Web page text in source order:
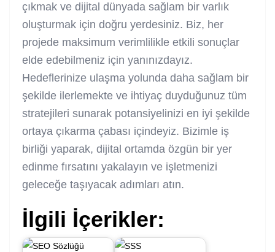
çıkmak ve dijital dünyada sağlam bir varlık
oluşturmak için doğru yerdesiniz. Biz, her
projede maksimum verimlilikle etkili sonuçlar
elde edebilmeniz için yanınızdayız.
Hedeflerinize ulaşma yolunda daha sağlam bir
şekilde ilerlemekte ve ihtiyaç duyduğunuz tüm
stratejileri sunarak potansiyelinizi en iyi şekilde
ortaya çıkarma çabası içindeyiz. Bizimle iş
birliği yaparak, dijital ortamda özgün bir yer
edinme fırsatını yakalayın ve işletmenizi
geleceğe taşıyacak adımları atın.
İlgili İçerikler: